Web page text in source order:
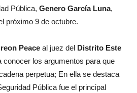
Pública, Genero García Luna,
próximo 9 de octubre.
Peace al juez del Distrito Este
conocer los argumentos para que
perpetua; En ella se destaca
Pública fue el principal